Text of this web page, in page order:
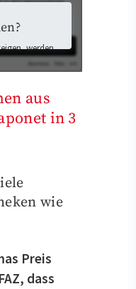
werden
Dabei
Daten an
zu
Inhalte laden.
Sie in der
aus
in 3
wie
Preis
dass